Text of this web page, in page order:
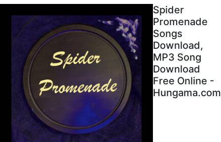
Spider
Promenade
Songs
Download,
MP3 Song
Download
Free Online -
Hungama.com